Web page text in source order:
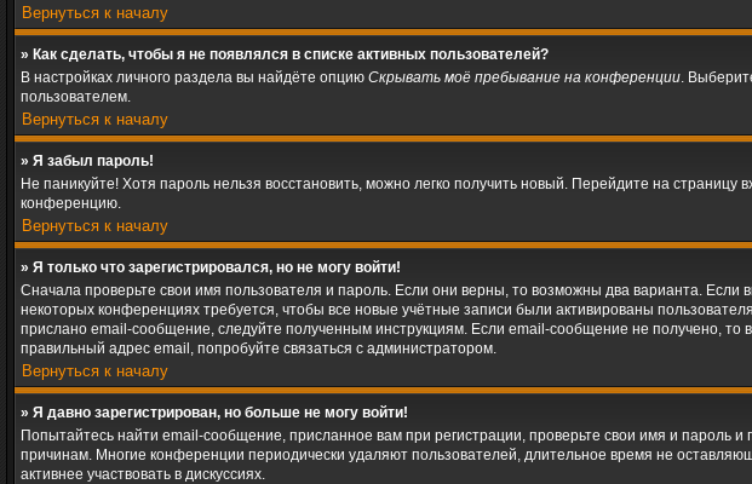
Вернуться к началу
» Как сделать, чтобы я не появлялся в списке активных пользователей?
В настройках личного раздела вы найдёте опцию Скрывать моё пребывание на конференции.
пользователем.
Вернуться к началу
» Я забыл пароль!
Не паникуйте! Хотя пароль нельзя восстановить, можно легко получить новый. Перейдите на
конференцию.
Вернуться к началу
» Я только что зарегистрировался, но не могу войти!
Сначала проверьте свои имя пользователя и пароль. Если они верны, то возможны два варианта.
некоторых конференциях требуется, чтобы все новые учётные записи были активированы
прислано email-сообщение, следуйте полученным инструкциям. Если email-сообщение не получено,
правильный адрес email, попробуйте связаться с администратором.
Вернуться к началу
» Я давно зарегистрирован, но больше не могу войти!
Попытайтесь найти email-сообщение, присланное вам при регистрации, проверьте свои имя и пароль
причинам. Многие конференции периодически удаляют пользователей, длительное время не
активнее участвовать в дискуссиях.